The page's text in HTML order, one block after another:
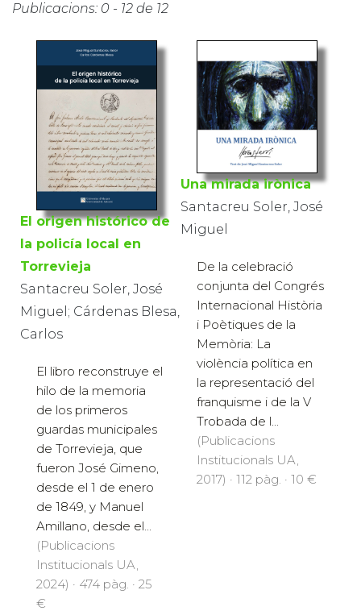
Publicacions: 0 - 12 de 12
El origen histórico de
la policía local en
Torrevieja
Santacreu Soler, José
Miguel; Cárdenas Blesa,
Carlos
El libro reconstruye el
hilo de la memoria
de los primeros
guardas municipales
de Torrevieja, que
fueron José Gimeno,
desde el 1 de enero
de 1849, y Manuel
Amillano, desde el...
(Publicacions
Institucionals UA,
2024) · 474 pàg. · 25
€
Una mirada irònica
Santacreu Soler, José
Miguel
De la celebració
conjunta del Congrés
Internacional Història
i Poètiques de la
Memòria: La
violència política en
la representació del
franquisme i de la V
Trobada de l...
(Publicacions
Institucionals UA,
2017) · 112 pàg. · 10 €